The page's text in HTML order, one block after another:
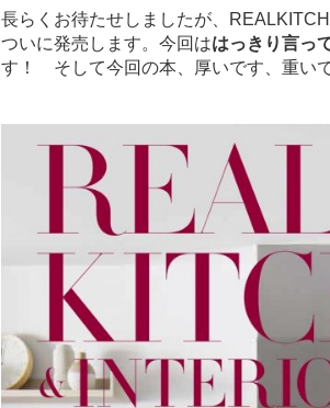
長らくお待たせしましたが、
ついに発売します。今回ははっきり言っ
す！ そして今回の本、厚いです、重い